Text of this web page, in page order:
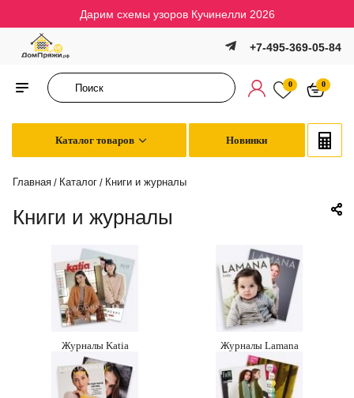
Дарим схемы узоров Кучинелли 2026
+7-495-369-05-84
0 0
Каталог товаров Новинки
Главная / Каталог / Книги и журналы
Книги и журналы
Журналы Katia Журналы Lamana